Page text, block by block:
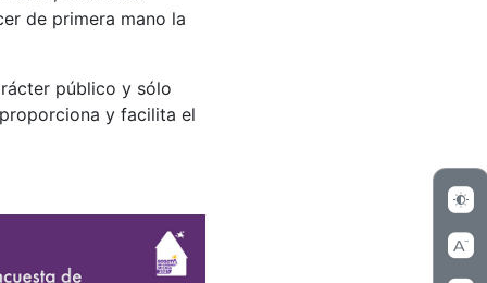
de primera mano la
público y sólo
y facilita el